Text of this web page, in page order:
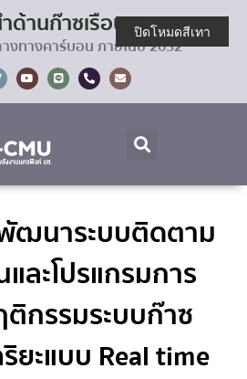
านก๊าซเรือนกระจก
งทางคาร์บอน ภายในปี 2032"
พัฒนาระบบติดตาม
ละโปรแกรมการ
กรรมระบบก๊าซ
ยะแบบ Real time
ปิดโหมดสีเทา